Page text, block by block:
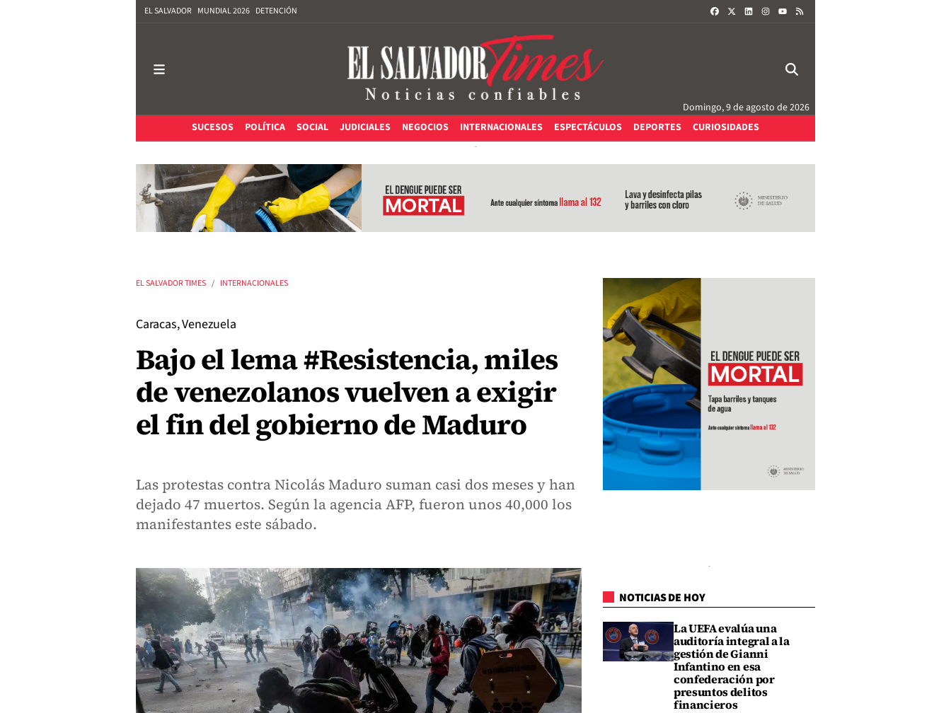
EL SALVADOR MUNDIAL 2026 DETENCIÓN FACEBOOKLINKEDININSTAGRAM
Domingo, 9 de agosto de 2026
SUCESOS
POLÍTICA SOCIAL JUDICIALES NEGOCIOS INTERNACIONALES ESPECTÁCULOS DEPORTES CURIOSIDADES
EL SALVADOR TIMES INTERNACIONALES
Caracas, Venezuela
Bajo el lema #Resistencia, miles
de venezolanos vuelven a exigir
el fin del gobierno de Maduro
Las protestas contra Nicolás Maduro suman casi dos meses y han
dejado 47 muertos. Según la agencia AFP, fueron unos 40,000 los
manifestantes este sábado.
NOTICIAS DE HOY
La UEFA evalúa una
auditoría integral a la
gestión de Gianni
Infantino en esa
confederación por
presuntos delitos
financieros